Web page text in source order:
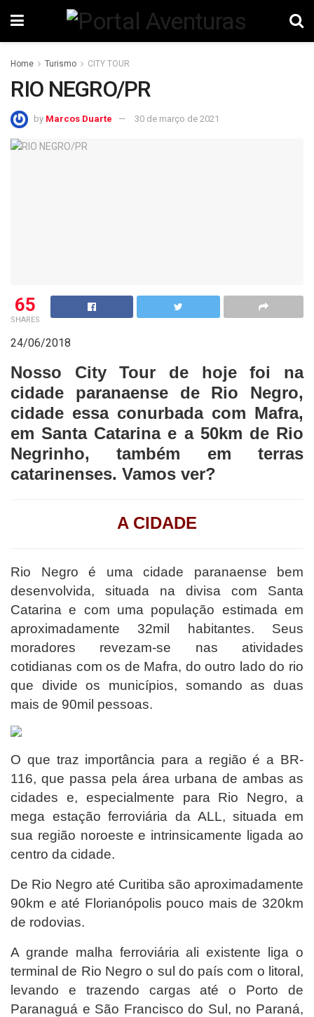
Home Turismo CITY TOUR
RIO NEGRO/PR
by Marcos Duarte 30 de março de 2021
65
SHARES
24/06/2018
Nosso City Tour de hoje foi na
cidade paranaense de Rio Negro,
cidade essa conurbada com Mafra,
em Santa Catarina e a 50km de Rio
Negrinho, também em terras
catarinenses. Vamos ver?
A CIDADE
Rio Negro é uma cidade paranaense bem
desenvolvida, situada na divisa com Santa
Catarina e com uma população estimada em
aproximadamente 32mil habitantes. Seus
moradores revezam-se nas atividades
cotidianas com os de Mafra, do outro lado do rio
que divide os municípios, somando as duas
mais de 90mil pessoas.
O que traz importância para a região é a BR-
116, que passa pela área urbana de ambas as
cidades e, especialmente para Rio Negro, a
mega estação ferroviária da ALL, situada em
sua região noroeste e intrinsicamente ligada ao
centro da cidade.
De Rio Negro até Curitiba são aproximadamente
90km e até Florianópolis pouco mais de 320km
de rodovias.
A grande malha ferroviária ali existente liga o
terminal de Rio Negro o sul do país com o litoral,
levando e trazendo cargas até o Porto de
Paranaguá e São Francisco do Sul, no Paraná,